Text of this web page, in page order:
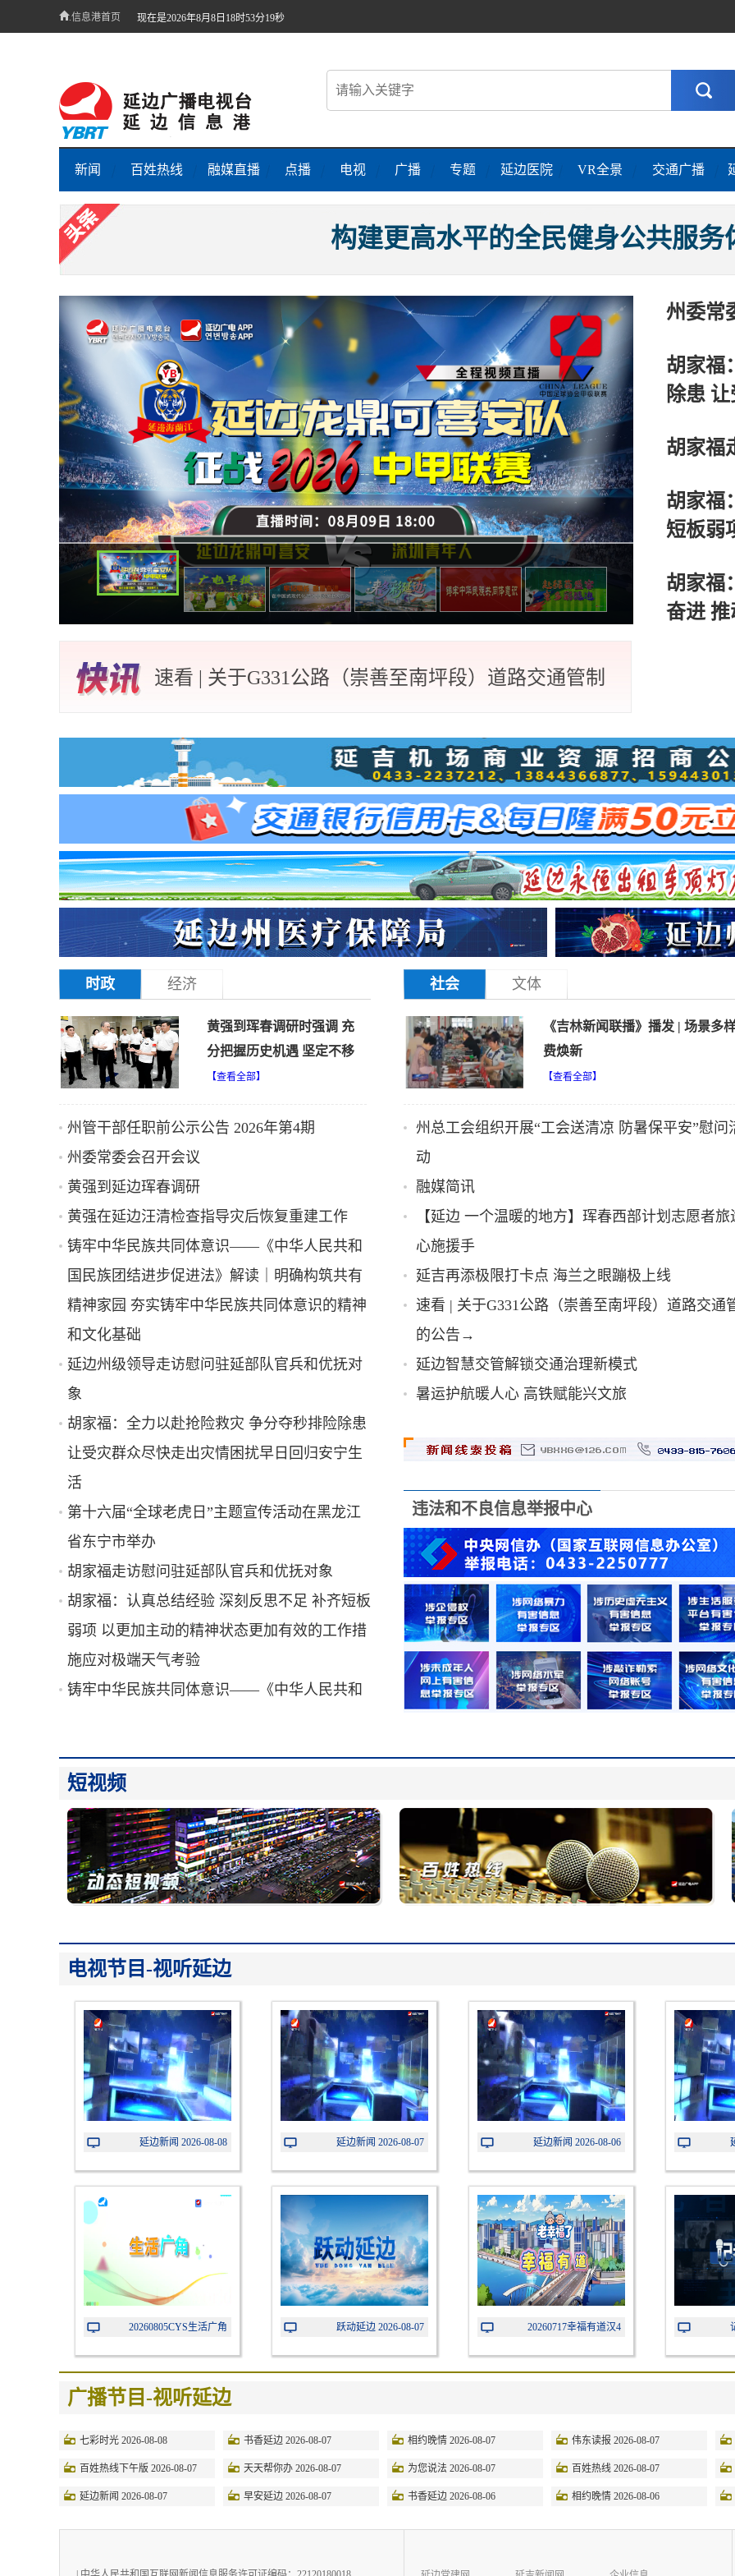
.信息港首页 现在是2026年8月8日18时53分20秒
新闻 百姓热线 融媒直播 点播 电视 广播 专题 延边医院 VR全景 交通广播
“紧紧抓住那些惠及面广、牵一发而动全
构建更高水平的全民健身公共服务
习言道｜健康是1 其他是后面的
一见·三个关键词，读懂中国经济“半
构建更高水平的全民健身公共服务
“紧紧抓住那些惠及面广、牵一发而动全
足够精彩 | 2026吉林银行延边州县（市）足球联赛
速看 | 关于G331公路（崇善至南坪段）道路交通管制
速看｜事业编！省直事业单位招聘113人→
足够精彩 | 2026吉林银行延边州县（市）足球联赛
州委常
胡家福
除患
胡家福
胡家福
短板弱
胡家福
奋进
时政 经济
黄强到珲春调研时强调 充
分把握历史机遇 坚定不移
向海图强 以高水平对外开
【查看全部】
州管干部任职前公示公告 2026年第4期
州委常委会召开会议
黄强到延边珲春调研
黄强在延边汪清检查指导灾后恢复重建工作
铸牢中华民族共同体意识——《中华人民共和
国民族团结进步促进法》解读｜明确构筑共有
精神家园 夯实铸牢中华民族共同体意识的精神
和文化基础
延边州级领导走访慰问驻延部队官兵和优抚对
象
胡家福：全力以赴抢险救灾 争分夺秒排险除患
让受灾群众尽快走出灾情困扰早日回归安宁生
活
第十六届“全球老虎日”主题宣传活动在黑龙江
省东宁市举办
胡家福走访慰问驻延部队官兵和优抚对象
胡家福：认真总结经验 深刻反思不足 补齐短板
弱项 以更加主动的精神状态更加有效的工作措
施应对极端天气考验
铸牢中华民族共同体意识——《中华人民共和
重要思想的核心要义
胡家福：查找短板破解难题 紧抓快干加力奋进
推动更多大项目好项目落地开工提速建设
忆延边党史 铸边疆新志｜延边人民支援全国解
放迎接建国
军支前
忆延边党史 铸边疆新志｜延边结合民族实际开
展土地改革
胡家福：乘势而上精准发力 补齐短板放大优势
巩固良好发展态势推动经济向上向好
忆延边党史 铸边疆新志｜延边光复后的建党建
“延字号”特产亮相国际未来健康产业生态品牌
博览会
社会 文体
《吉林新闻联播》播发 | 场景多
费焕新
【查看全部】
州总工会组织开展“工会送清凉 防暑保平安”慰问
动
融媒简讯
【延边 一个温暖的地方】珲春西部计划志愿者旅
心施援手
延吉再添极限打卡点 海兰之眼蹦极上线
速看 | 关于G331公路（崇善至南坪段）道路交通
的公告→
延边智慧交管解锁交通治理新模式
暑运护航暖人心 高铁赋能兴文旅
兴农新路径
融媒简讯
速看｜事业编！省直事业单位招聘113人→
违法和不良信息举报中心
短视频
电视节目-视听延边
延边新闻 2026-08-08 延边新闻 2026-08-07 延边新闻 2026-08-06
20260805CYS生活广角 跃动延边 2026-08-07 20260717幸福有道汉4
广播节目-视听延边
七彩时光 2026-08-08 书香延边 2026-08-07 相约晚情 2026-08-07 伟东读报 2026-08-07
百姓热线下午版 2026-08-07 天天帮你办 2026-08-07 为您说法 2026-08-07 百姓热线 2026-08-07
延边新闻 2026-08-07 早安延边 2026-08-07 书香延边 2026-08-06 相约晚情 2026-08-06